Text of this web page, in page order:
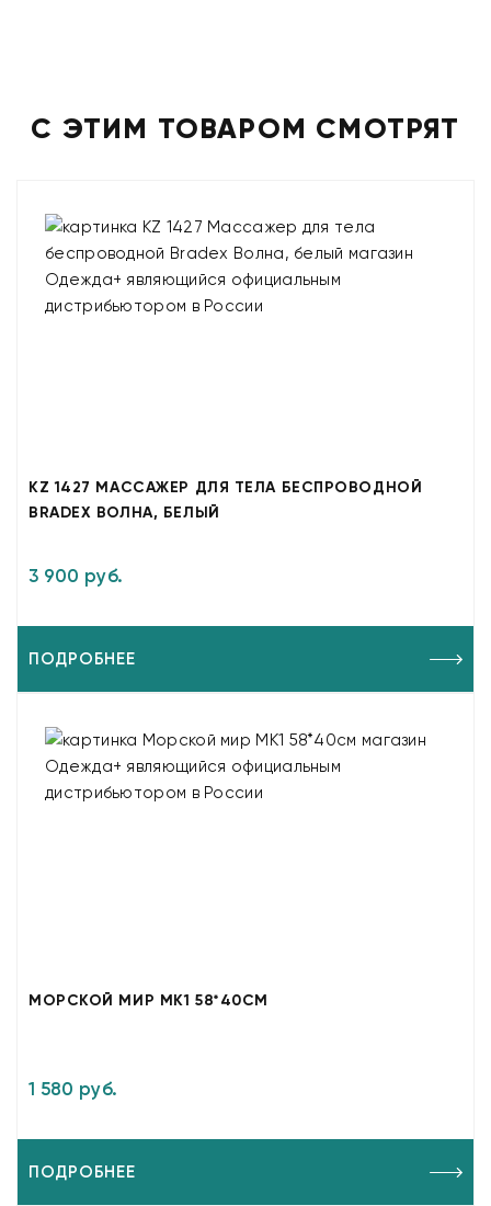
С ЭТИМ ТОВАРОМ СМОТРЯТ
KZ 1427 МАССАЖЕР ДЛЯ ТЕЛА БЕСПРОВОДНОЙ
BRADEX ВОЛНА, БЕЛЫЙ
3 900 руб.
ПОДРОБНЕЕ
МОРСКОЙ МИР МК1 58*40СМ
1 580 руб.
ПОДРОБНЕЕ